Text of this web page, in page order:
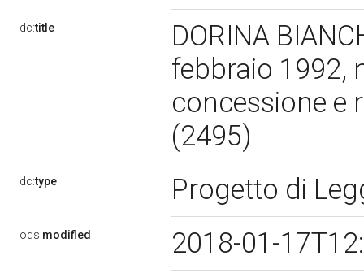
dc:title
DORINA
febbraio 1992,
concessione e
(2495)
dc:type Progetto di
ods:modified 2018-01-